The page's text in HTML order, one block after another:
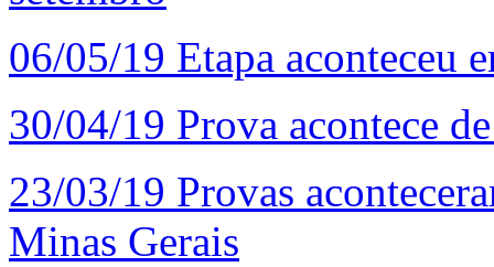
06/05/19 Etapa aconteceu
30/04/19 Prova acontece
23/03/19 Provas
Minas Gerais